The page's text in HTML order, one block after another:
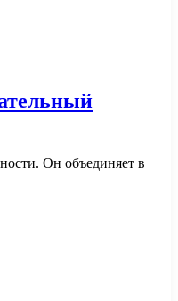
Он объединяет в